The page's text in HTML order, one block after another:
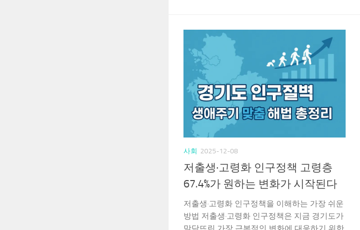
사회 2025-12-08
저출생·고령화 인구정책 고령층
67.4%가 원하는 변화가 시작된다
저출생·고령화 인구정책을 이해하는 가장 쉬운
방법 저출생·고령화 인구정책은 지금 경기도가
맞닥뜨린 가장 근본적인 변화에 대응하기 위한